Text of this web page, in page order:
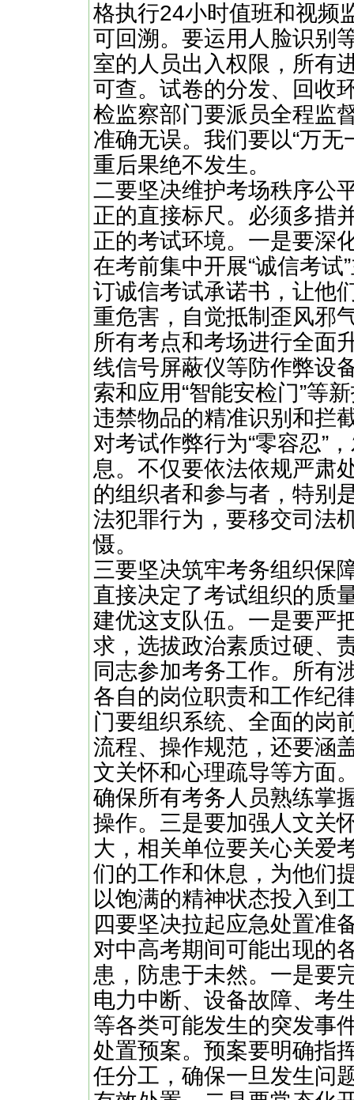
格执行24小时值班和视频
可回溯。要运用人脸识别
室的人员出入权限，所有
可查。试卷的分发、回收
检监察部门要派员全程监
准确无误。我们要以“万无
重后果绝不发生。
二要坚决维护考场秩序公
正的直接标尺。必须多措
正的考试环境。一是要深
在考前集中开展“诚信考
订诚信考试承诺书，让他
重危害，自觉抵制歪风邪
所有考点和考场进行全面
线信号屏蔽仪等防作弊设
索和应用“智能安检门”等
违禁物品的精准识别和拦
对考试作弊行为“零容忍”
息。不仅要依法依规严肃
的组织者和参与者，特别
法犯罪行为，要移交司法
慑。
三要坚决筑牢考务组织保
直接决定了考试组织的质
建优这支队伍。一是要严
求，选拔政治素质过硬、
同志参加考务工作。所有
各自的岗位职责和工作纪
门要组织系统、全面的岗
流程、操作规范，还要涵
文关怀和心理疏导等方面
确保所有考务人员熟练掌
操作。三是要加强人文关
大，相关单位要关心关爱
们的工作和休息，为他们
以饱满的精神状态投入到
四要坚决拉起应急处置准
对中高考期间可能出现的
患，防患于未然。一是要
电力中断、设备故障、考
等各类可能发生的突发事
处置预案。预案要明确指
任分工，确保一旦发生问